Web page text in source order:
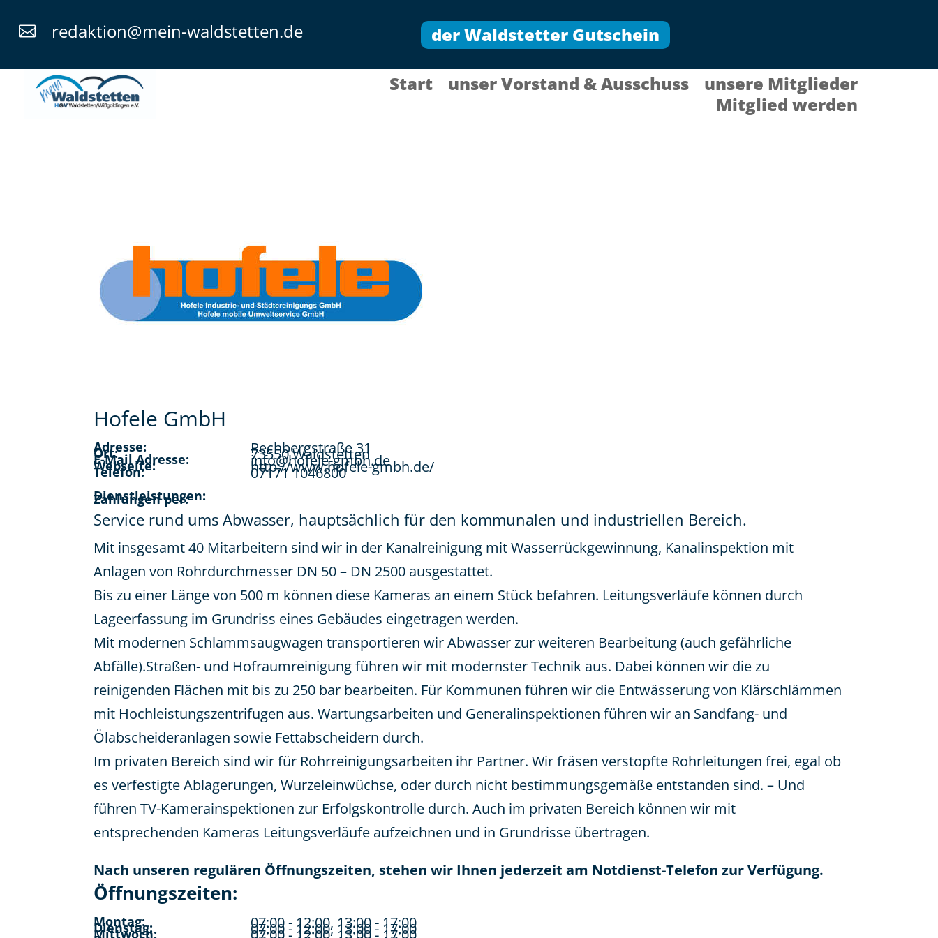
 redaktion@mein-waldstetten.de der Waldstetter Gutschein
Start unser Vorstand & Ausschuss
unsere Mitglieder
Mitglied werden
Hofele GmbH
Adresse: Rechbergstraße 31
Ort: 73550 Waldstetten
E-Mail Adresse: info@hofele-gmbh.de
Webseite: http://www.hofele-gmbh.de/
Telefon: 07171 1046800
Dienstleistungen:
Zahlungen per:
Service rund ums Abwasser, hauptsächlich für den kommunalen und industriellen Bereich.
Mit insgesamt 40 Mitarbeitern sind wir in der Kanalreinigung mit Wasserrückgewinnung, Kanalinspektion mit
Anlagen von Rohrdurchmesser DN 50 – DN 2500 ausgestattet.
Bis zu einer Länge von 500 m können diese Kameras an einem Stück befahren. Leitungsverläufe können durch
Lageerfassung im Grundriss eines Gebäudes eingetragen werden.
Mit modernen Schlammsaugwagen transportieren wir Abwasser zur weiteren Bearbeitung (auch gefährliche
Abfälle).Straßen- und Hofraumreinigung führen wir mit modernster Technik aus. Dabei können wir die zu
reinigenden Flächen mit bis zu 250 bar bearbeiten. Für Kommunen führen wir die Entwässerung von Klärschlämmen
mit Hochleistungszentrifugen aus. Wartungsarbeiten und Generalinspektionen führen wir an Sandfang- und
Ölabscheideranlagen sowie Fettabscheidern durch.
Im privaten Bereich sind wir für Rohrreinigungsarbeiten ihr Partner. Wir fräsen verstopfte Rohrleitungen frei, egal ob
es verfestigte Ablagerungen, Wurzeleinwüchse, oder durch nicht bestimmungsgemäße entstanden sind. – Und
führen TV-Kamerainspektionen zur Erfolgskontrolle durch. Auch im privaten Bereich können wir mit
entsprechenden Kameras Leitungsverläufe aufzeichnen und in Grundrisse übertragen.
Nach unseren regulären Öffnungszeiten, stehen wir Ihnen jederzeit am Notdienst-Telefon zur Verfügung.
Öffnungszeiten:
Montag: 07:00 - 12:00, 13:00 - 17:00
Dienstag: 07:00 - 12:00, 13:00 - 17:00
Mittwoch: